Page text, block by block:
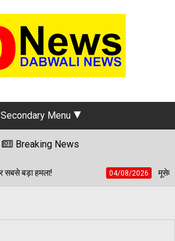
ABOUT US
INSTAGRAM
Secondary Menu
Breaking News
04/08/2026 मूसेवाला के पिता की लाचारी पर राजनीति